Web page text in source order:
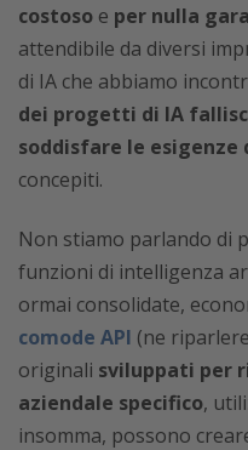
costoso e per nulla
attendibile da diversi
di IA che abbiamo
dei progetti di IA
soddisfare le esigenze
concepiti.
Non stiamo parlando di
funzioni di intelligenza
ormai consolidate,
comode API (ne
originali sviluppati per
aziendale specifico,
insomma, possono